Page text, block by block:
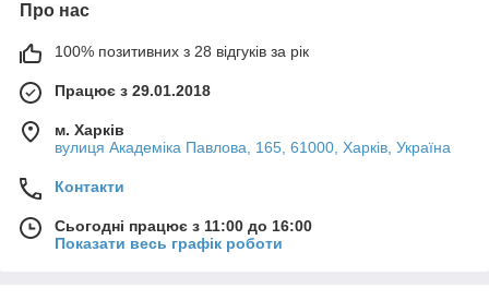
Про нас
100% позитивних з 28 відгуків за рік
Працює з 29.01.2018
м. Харків
вулиця Академіка Павлова, 165, 61000, Харків, Україна
Контакти
Сьогодні працює з 11:00 до 16:00
Показати весь графік роботи